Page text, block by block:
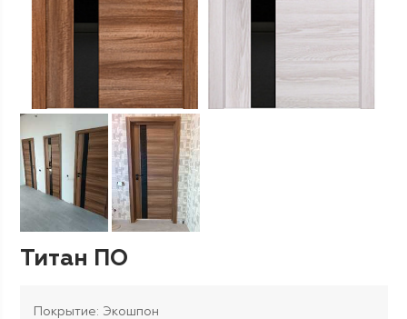
Титан ПО
Покрытие: Экошпон